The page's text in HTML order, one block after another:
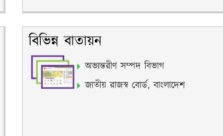
বিভিন্ন বাতায়ন
অভ্যন্তরীণ সম্পদ বিভাগ
জাতীয় রাজস্ব বোর্ড, বাংলাদেশ